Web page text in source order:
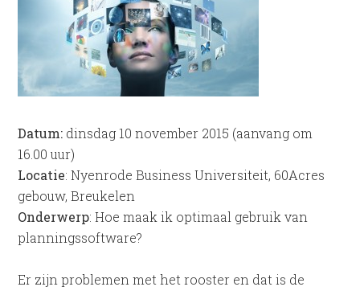
Datum: dinsdag 10 november 2015 (aanvang om
16.00 uur)
Locatie: Nyenrode Business Universiteit, 60Acres
gebouw, Breukelen
Onderwerp: Hoe maak ik optimaal gebruik van
planningssoftware?
Er zijn problemen met het rooster en dat is de